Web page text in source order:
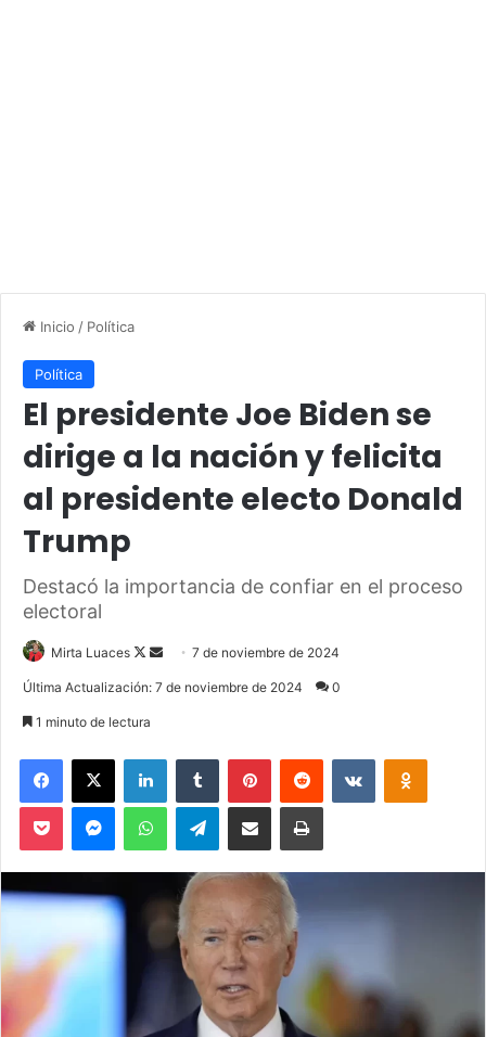
Inicio / Política
Política
El presidente Joe Biden se
dirige a la nación y felicita
al presidente electo Donald
Trump
Destacó la importancia de confiar en el proceso
electoral
Mirta Luaces
F
o
w
o
n
a
e
7 de noviembre de 2024
Última Actualización: 7 de noviembre de 2024 0
1 minuto de lectura
Telegram